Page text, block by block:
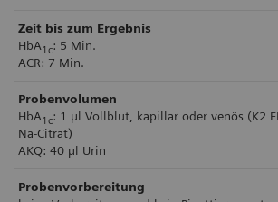
Zeit bis zum Ergebnis
HbA1c: 5 Min.
ACR: 7 Min.
Probenvolumen
HbA1c: 1 µl Vollblut, kapillar oder venös (K2
Na-Citrat)
AKQ: 40 µl Urin
Probenvorbereitung